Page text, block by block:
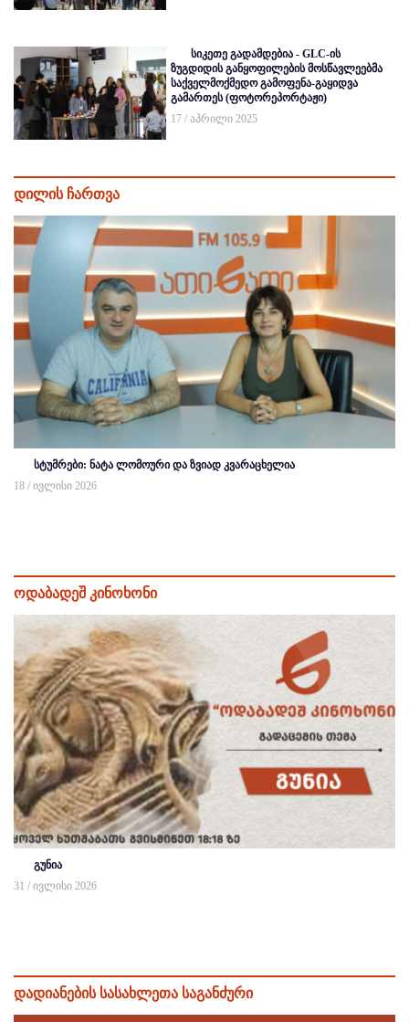
სიკეთე გადამდებია - GLC-ის
ზუგდიდის განყოფილების მოსწავლეებმა
საქველმოქმედო გამოფენა-გაყიდვა
გამართეს (ფოტორეპორტაჟი)
17 / აპრილი 2025
დილის ჩართვა
სტუმრები: ნატა ლომოური და ზვიად კვარაცხელია
18 / ივლისი 2026
ოდაბადეშ კინოხონი
გუნია
31 / ივლისი 2026
დადიანების სასახლეთა საგანძური